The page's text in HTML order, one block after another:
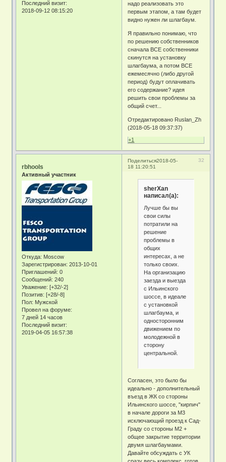
Последний визит:
2018-09-12 08:15:20
надо реализовать это
первым этапом, а там будет
видно нужен ли шлагбаум.
Я правильно понимаю, что
по решению собственников
сначала ВСЕ собственники
скинутся на установку
шлагбаума, а потом ВСЕ
ежемесячно (либо другой
период) будут оплачивать
его содержание? идея
решить свои проблемы за
общий счет...
Отредактировано Ruslan_Zh
(2018-05-18 09:37:37)
+1
Поделиться 32
2018-05-
18 11:20:51
rbhools
Активный участник
Откуда: Moscow
Зарегистрирован: 2013-10-01
Приглашений: 0
Сообщений: 240
Уважение: [+32/-2]
Позитив: [+28/-8]
Пол: Мужской
Провел на форуме:
7 дней 14 часов
Последний визит:
2019-04-05 16:57:38
sherXan
написал(а):
Лучше бы вы
свои силы
потратили на
решение
проблемы в
общих
интересах, а не
только своих.
На организацию
заезда и выезда
с Ильинского
шоссе, в идеале
с установкой
шлагбаума, и
односторонним
движением по
молодежной в
сторону
центральной.
Согласен, это было бы
идеально - дополнительный
въезд в ЖК со стороны
Ильинского шоссе, "кирпич"
в начале дороги за М3
исключающий проезд к Сад-
Граду со стороны М2 +
общее закрытие территории
двумя шлагбаумами.
Давайте обсуждать с УК